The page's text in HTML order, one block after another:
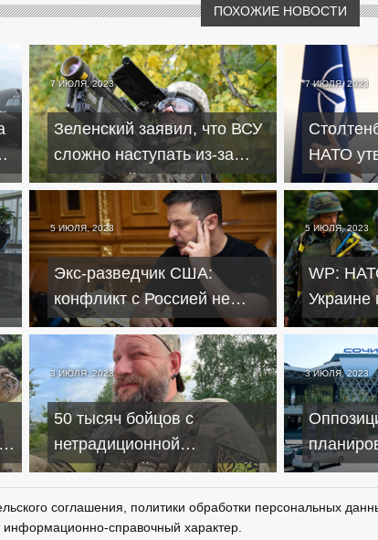
ПОХОЖИЕ НОВОСТИ
7 ИЮЛЯ, 2023
Зеленский заявил, что ВСУ
сложно наступать из-за
дальнобойного оружия РФ
7 ИЮЛЯ, 2023
НАТО
5 ИЮЛЯ, 2023
Экс-разведчик США:
конфликт с Россией не
закончится хорошо для
Зеленского
5 ИЮЛЯ, 2023
WP:
Украине
Израиля
3 ИЮЛЯ, 2023
50 тысяч бойцов с
нетрадиционной
сексуальной ориентацией
3 ИЮЛЯ, 2023
Сочи во
соглашения, политики обработки персональных
справочный характер.